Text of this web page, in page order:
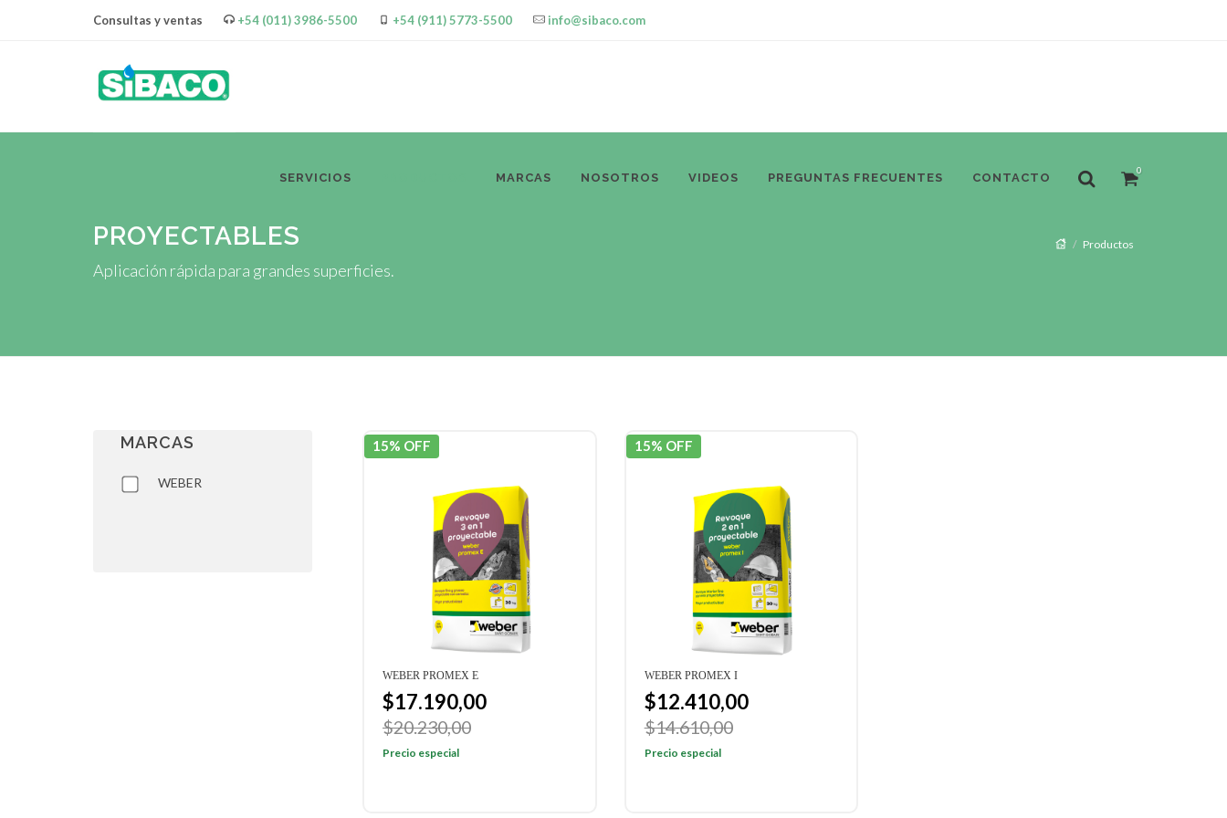
Consultas y ventas +54 (011) 3986-5500 +54 (911) 5773-5500 info@sibaco.com
SERVICIOS MARCAS NOSOTROS VIDEOS PREGUNTAS FRECUENTES CONTACTO
0
PROYECTABLES
Aplicación rápida para grandes superficies.
Productos
15% OFF
WEBER PROMEX E
$17.190,00
$20.230,00
Precio especial
15% OFF
WEBER PROMEX I
$12.410,00
$14.610,00
Precio especial
MARCAS
WEBER